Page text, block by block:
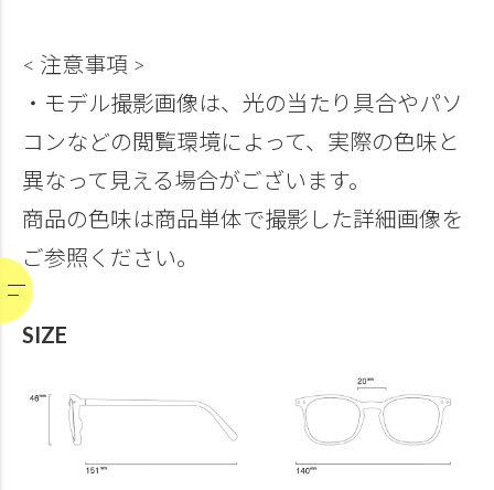
< 注意事項 >
・モデル撮影画像は、光の当たり具合やパソ
コンなどの閲覧環境によって、実際の色味と
異なって見える場合がございます。
商品の色味は商品単体で撮影した詳細画像を
ご参照ください。
SIZE